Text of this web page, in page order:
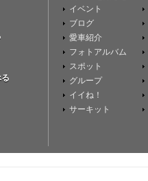
イベント
ブログ
愛車紹介
フォトアルバム
スポット
グループ
イイね！
サーキット